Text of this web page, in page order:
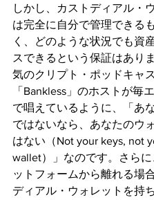
しかし、カストディアル・
は完全に自分で管理できる
く、どのような状況でも資
スできるという保証はあり
気のクリプト・ポッドキャ
「Bankless」のホストが毎
で唱えているように、「あ
ではないなら、あなたのウ
はない（Not your keys, not
wallet）」なのです。さらに
ットフォームから離れる場
ディアル・ウォレットを持